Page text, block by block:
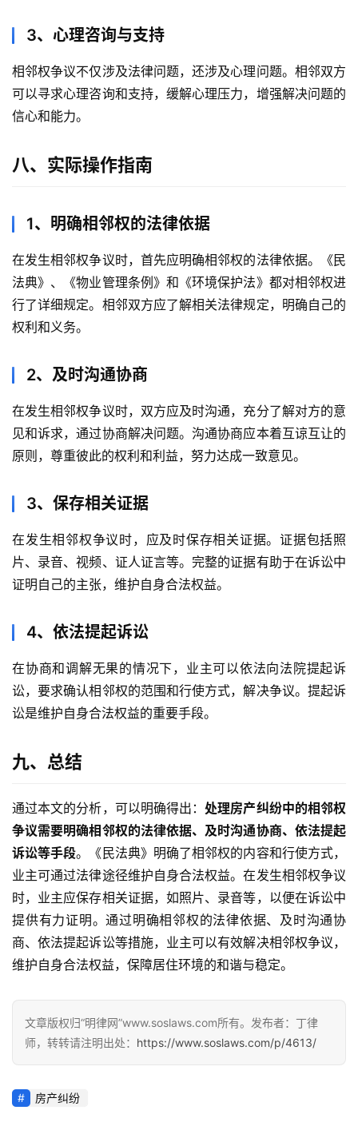
3、心理咨询与支持
相邻权争议不仅涉及法律问题，还涉及心理问题。相邻双方
可以寻求心理咨询和支持，缓解心理压力，增强解决问题的
信心和能力。
八、实际操作指南
1、明确相邻权的法律依据
在发生相邻权争议时，首先应明确相邻权的法律依据。《民
法典》、《物业管理条例》和《环境保护法》都对相邻权进
行了详细规定。相邻双方应了解相关法律规定，明确自己的
权利和义务。
2、及时沟通协商
在发生相邻权争议时，双方应及时沟通，充分了解对方的意
见和诉求，通过协商解决问题。沟通协商应本着互谅互让的
原则，尊重彼此的权利和利益，努力达成一致意见。
3、保存相关证据
在发生相邻权争议时，应及时保存相关证据。证据包括照
片、录音、视频、证人证言等。完整的证据有助于在诉讼中
证明自己的主张，维护自身合法权益。
4、依法提起诉讼
在协商和调解无果的情况下，业主可以依法向法院提起诉
讼，要求确认相邻权的范围和行使方式，解决争议。提起诉
讼是维护自身合法权益的重要手段。
九、总结
通过本文的分析，可以明确得出：处理房产纠纷中的相邻权
争议需要明确相邻权的法律依据、及时沟通协商、依法提起
诉讼等手段。《民法典》明确了相邻权的内容和行使方式，
业主可通过法律途径维护自身合法权益。在发生相邻权争议
时，业主应保存相关证据，如照片、录音等，以便在诉讼中
提供有力证明。通过明确相邻权的法律依据、及时沟通协
商、依法提起诉讼等措施，业主可以有效解决相邻权争议，
维护自身合法权益，保障居住环境的和谐与稳定。
文章版权归“明律网”www.soslaws.com所有。发布者：丁律
师，转转请注明出处： https://www.soslaws.com/p/4613/
房产纠纷